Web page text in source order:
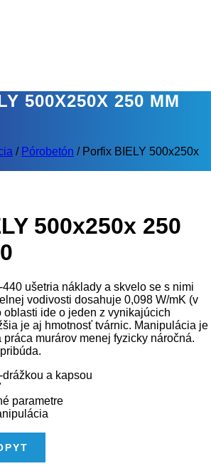
500X250X 250 MM
/ Pórobetón / Porfix BIELY 500x250x
500x250x 250
ušetria náklady a skvelo se s nimi
vodivosti dosahuje 0,098 W/mK (v
oblasti ide o jeden z vynikajúcich
je aj hmotnosť tvárnic. Manipulácia je
murárov menej fyzicky náročná.
a kapsou
parametre